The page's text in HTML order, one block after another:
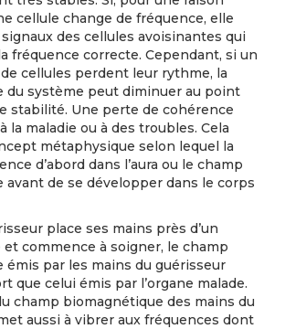
cellule change de fréquence, elle
des cellules avoisinantes qui
fréquence correcte. Cependant, si un
cellules perdent leur rythme, la
du système peut diminuer au point
stabilité. Une perte de cohérence
la maladie ou à des troubles. Cela
métaphysique selon lequel la
d’abord dans l’aura ou le champ
avant de se développer dans le corps
place ses mains près d’un
et commence à soigner, le champ
émis par les mains du guérisseur
que celui émis par l’organe malade.
champ biomagnétique des mains du
aussi à vibrer aux fréquences dont